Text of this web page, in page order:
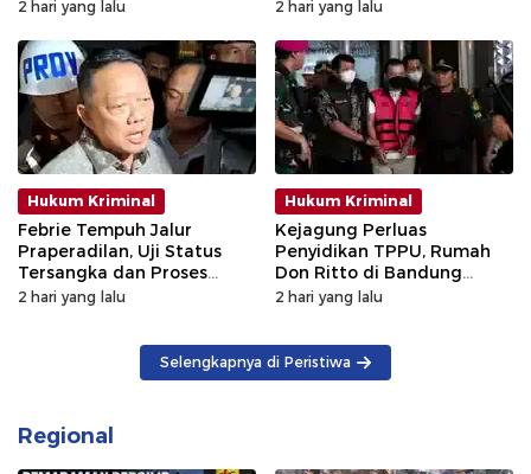
2 hari yang lalu 2 hari yang lalu
Hukum Kriminal
Febrie Tempuh Jalur
Praperadilan, Uji Status
Tersangka dan Proses
Penyidikan
2 hari yang lalu
Hukum Kriminal
Kejagung Perluas
Penyidikan TPPU, Rumah
Don Ritto di Bandung
Digeledah
2 hari yang lalu
Selengkapnya di Peristiwa
Regional